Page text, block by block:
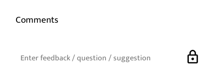
Comments
lock